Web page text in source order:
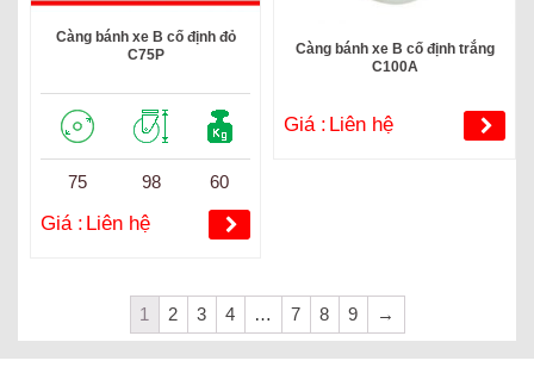
Càng bánh xe B cố định đỏ
C75P
75 98 60
Giá : Liên hệ
Càng bánh xe B cố định trắng
C100A
Giá : Liên hệ
1 2 3 4 … 7 8 9 →